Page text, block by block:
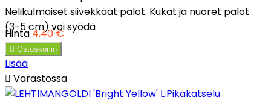
Nelikulmaiset siivekkäät palot. Kukat ja nuoret palot
(3-5 cm) voi syödä
Hinta4,40 €
 Ostoskoriin
Lisää
 Varastossa
Pikakatselu